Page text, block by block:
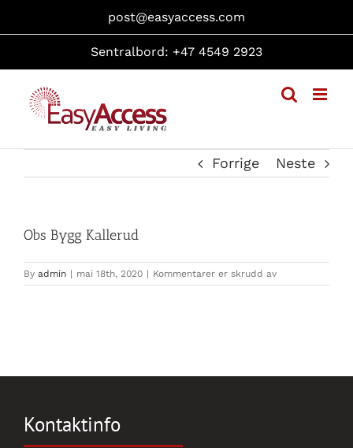
to
post@easyaccess.com
Sentralbord: +47 4549 2923
Forrige Neste
Obs Bygg Kallerud
By admin | mai 18th, 2020 | Kommentarer er skrudd avfor
Obs
Kontaktinfo